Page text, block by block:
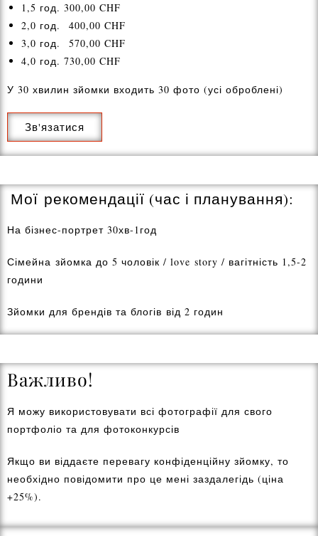
1,5 год. 300,00 CHF
2,0 год. 400,00 CHF
3,0 год. 570,00 CHF
4,0 год. 730,00 CHF
У 30 хвилин зйомки входить 30 фото (усі оброблені)
Зв'язатися
Мої рекомендації (час і планування):
На бізнес-портрет 30хв-1год
Сімейна зйомка до 5 чоловік / love story / вагітність 1,5-2
години
Зйомки для брендів та блогів від 2 годин
Важливо!
Я можу використовувати всі фотографії для свого
портфоліо та для фотоконкурсів
Якщо ви віддаєте перевагу конфіденційну зйомку, то
необхідно повідомити про це мені заздалегідь (ціна
+25%).